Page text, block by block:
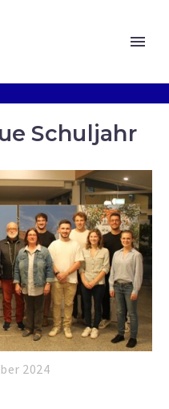
Schuljahr
2024